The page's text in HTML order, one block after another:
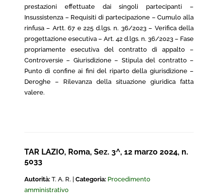
prestazioni effettuate dai singoli partecipanti –
Insussistenza – Requisiti di partecipazione – Cumulo alla
rinfusa – Artt. 67 e 225 d.lgs. n. 36/2023 – Verifica della
progettazione esecutiva – Art. 42 d.lgs. n. 36/2023 – Fase
propriamente esecutiva del contratto di appalto –
Controversie – Giurisdizione – Stipula del contratto –
Punto di confine ai fini del riparto della giurisdizione –
Deroghe – Rilevanza della situazione giuridica fatta
valere.
TAR LAZIO, Roma, Sez. 3^, 12 marzo 2024, n.
5033
Autorità: T. A. R. | Categoria: Procedimento
amministrativo